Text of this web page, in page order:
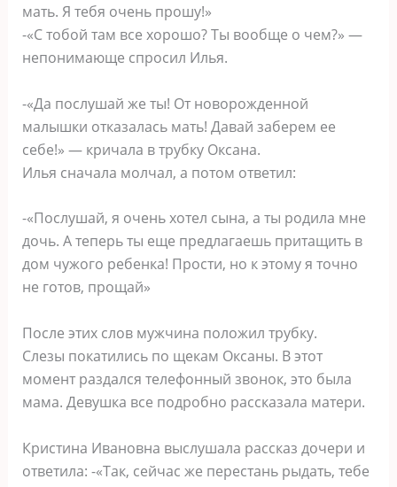
мать. Я тебя очень прошу!»
-«С тобой там все хорошо? Ты вообще о чем?» —
непонимающе спросил Илья.
-«Да послушай же ты! От новорожденной
малышки отказалась мать! Давай заберем ее
себе!» — кричала в трубку Оксана.
Илья сначала молчал, а потом ответил:
-«Послушай, я очень хотел сына, а ты родила мне
дочь. А теперь ты еще предлагаешь притащить в
дом чужого ребенка! Прости, но к этому я точно
не готов, прощай»
После этих слов мужчина положил трубку.
Слезы покатились по щекам Оксаны. В этот
момент раздался телефонный звонок, это была
мама. Девушка все подробно рассказала матери.
Кристина Ивановна выслушала рассказ дочери и
ответила: -«Так, сейчас же перестань рыдать, тебе